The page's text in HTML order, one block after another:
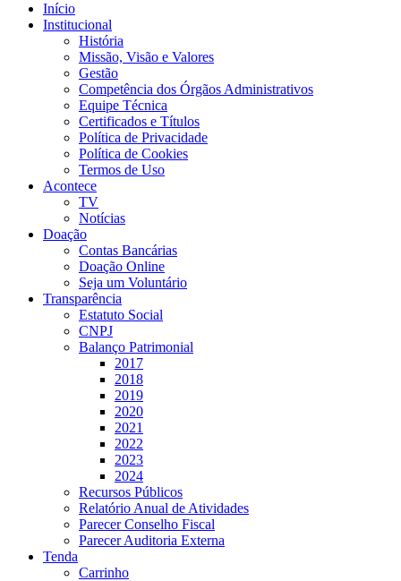
Início
Institucional
História
Missão, Visão e Valores
Gestão
Competência dos Órgãos Administrativos
Equipe Técnica
Certificados e Títulos
Política de Privacidade
Política de Cookies
Termos de Uso
Acontece
TV
Notícias
Doação
Contas Bancárias
Doação Online
Seja um Voluntário
Transparência
Estatuto Social
CNPJ
Balanço Patrimonial
2017
2018
2019
2020
2021
2022
2023
2024
Recursos Públicos
Relatório Anual de Atividades
Parecer Conselho Fiscal
Parecer Auditoria Externa
Tenda
Carrinho